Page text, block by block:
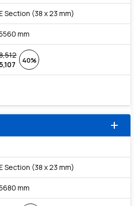
Section (38 x 23 mm)
mm
40%
add
Section (38 x 23 mm)
mm